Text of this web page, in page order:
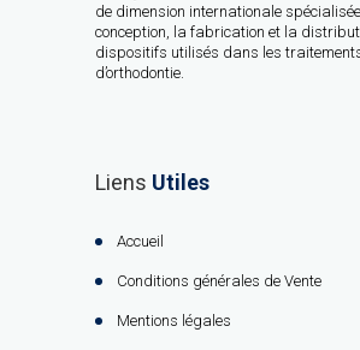
de dimension internationale
conception, la fabrication et la
dispositifs utilisés dans les
d’orthodontie.
Liens Utiles
Accueil
Conditions générales de Vente
Mentions légales